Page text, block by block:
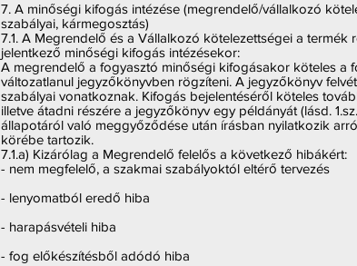
7. A minőségi kifogás intézése (megrendelő/vállalkozó
szabályai, kármegosztás)
7.1. A Megrendelő és a Vállalkozó kötelezettségei a termék
jelentkező minőségi kifogás intézésekor:
A megrendelő a fogyasztó minőségi kifogásakor köteles a
változatlanul jegyzőkönyvben rögzíteni. A jegyzőkönyv
szabályai vonatkoznak. Kifogás bejelentéséről köteles
illetve átadni részére a jegyzőkönyv egy példányát (lásd.
állapotáról való meggyőződése után írásban nyilatkozik
körébe tartozik.
7.1.a) Kizárólag a Megrendelő felelős a következő hibákért:
- nem megfelelő, a szakmai szabályoktól eltérő tervezés
- lenyomatból eredő hiba
- harapásvételi hiba
- fog előkészítésből adódó hiba